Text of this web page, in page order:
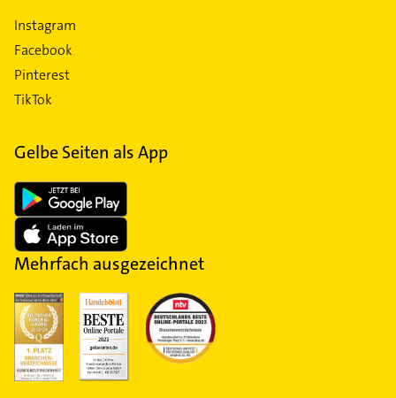
Instagram
Facebook
Pinterest
TikTok
Gelbe Seiten als App
Mehrfach ausgezeichnet